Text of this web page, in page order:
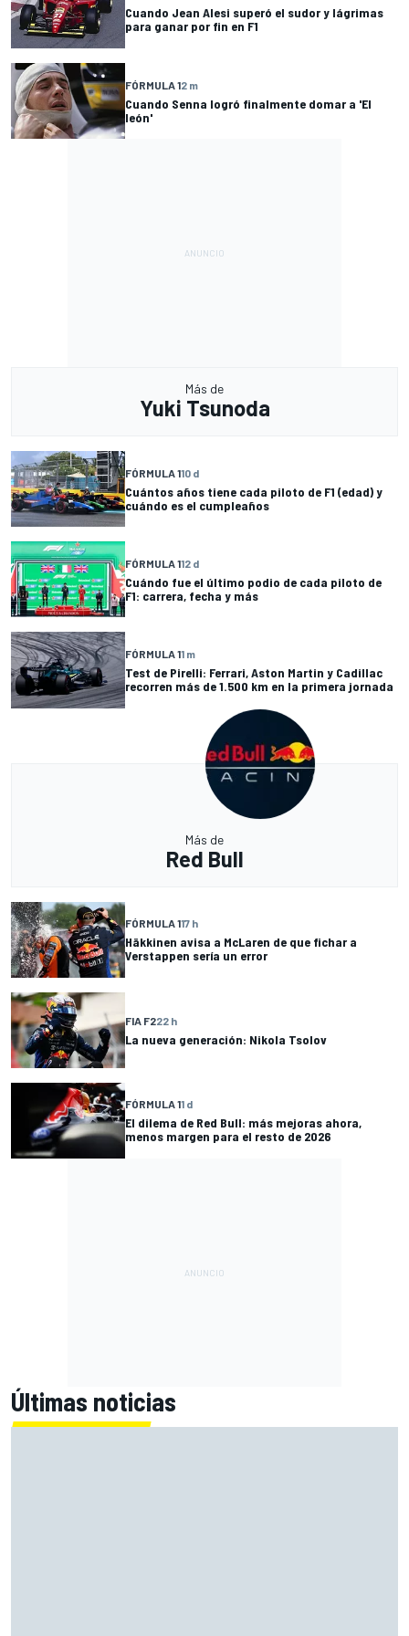
Cuando Jean Alesi superó el sudor y lágrimas
para ganar por fin en F1
FÓRMULA 12 m
Cuando Senna logró finalmente domar a 'El
león'
Más de
Yuki Tsunoda
FÓRMULA 110 d
Cuántos años tiene cada piloto de F1 (edad) y
cuándo es el cumpleaños
FÓRMULA 112 d
Cuándo fue el último podio de cada piloto de
F1: carrera, fecha y más
FÓRMULA 11 m
Test de Pirelli: Ferrari, Aston Martin y Cadillac
recorren más de 1.500 km en la primera jornada
Más de
Red Bull
FÓRMULA 117 h
Häkkinen avisa a McLaren de que fichar a
Verstappen sería un error
FIA F222 h
La nueva generación: Nikola Tsolov
FÓRMULA 11 d
El dilema de Red Bull: más mejoras ahora,
menos margen para el resto de 2026
Últimas noticias